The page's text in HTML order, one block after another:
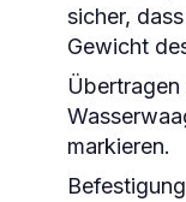
sicher,
Gewicht
markieren.